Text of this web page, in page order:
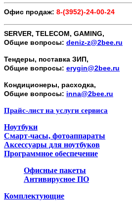
Офис продаж: 8-(3952)-24-00-24
SERVER, TELECOM, GAMING,
Общие вопросы: deniz-z@2bee.ru
Тендеры, поставка ЗИП,
Общие вопросы: erygin@2bee.ru
Кондиционеры, расходка,
Общие вопросы: inna@2bee.ru
Прайс-лист на услуги сервиса
Ноутбуки
Смарт-часы, фотоаппараты
Аксессуары для ноутбуков
Программное обеспечение
Офисные пакеты
Антивирусное ПО
Комплектующие